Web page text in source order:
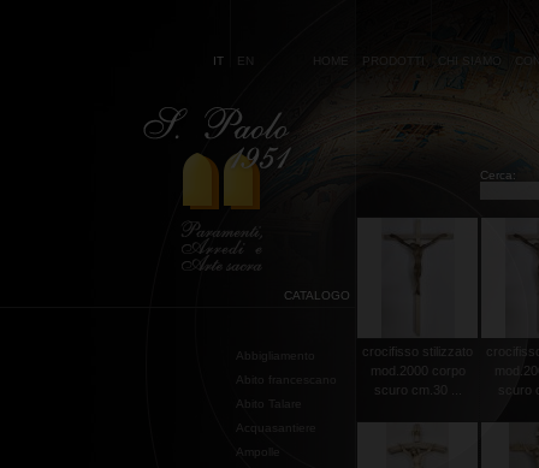
IT EN HOME PRODOTTI CHI SIAMO
Cerca:
CATALOGO
Abbigliamento
Abito francescano
Abito Talare
Acquasantiere
Ampolle
crocifisso stilizzato
mod.2000 corpo
scuro cm.30 ...
scuro